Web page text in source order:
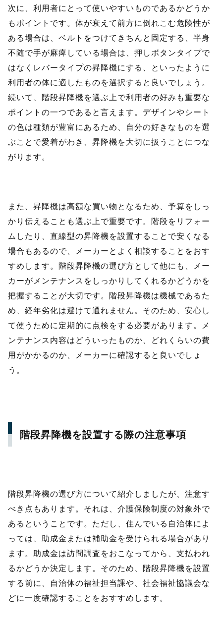
次に、利用者にとって使いやすいものであるかどうか
もポイントです。体が衰えて前方に倒れこむ危険性が
ある場合は、ベルトをつけてきちんと固定する、半身
不随で手が麻痺している場合は、押しボタンタイプで
はなくレバータイプの昇降機にする、といったように
利用者の体に適したものを選択すると良いでしょう。
続いて、階段昇降機を選ぶ上で利用者の好みも重要な
ポイントの一つであると言えます。デザインやシート
の色は種類が豊富にあるため、自分の好きなものを選
ぶことで愛着がわき、昇降機を大切に扱うことにつな
がります。
また、昇降機は高額な買い物となるため、予算をしっ
かり伝えることも選ぶ上で重要です。階段をリフォー
ムしたり、直線型の昇降機を設置することで安くなる
場合もあるので、メーカーとよく相談することをおす
すめします。階段昇降機の選び方として他にも、メー
カーがメンテナンスをしっかりしてくれるかどうかを
把握することが大切です。階段昇降機は機械であるた
め、経年劣化は避けて通れません。そのため、安心し
て使うために定期的に点検をする必要があります。メ
ンテナンス内容はどういったものか、どれくらいの費
用がかかるのか、メーカーに確認すると良いでしょ
う。
階段昇降機を設置する際の注意事項
階段昇降機の選び方について紹介しましたが、注意す
べき点もあります。それは、介護保険制度の対象外で
あるということです。ただし、住んでいる自治体によ
っては、助成金または補助金を受けられる場合があり
ます。助成金は訪問調査をおこなってから、支払われ
るかどうか決定します。そのため、階段昇降機を設置
する前に、自治体の福祉担当課や、社会福祉協議会な
どに一度確認することをおすすめします。